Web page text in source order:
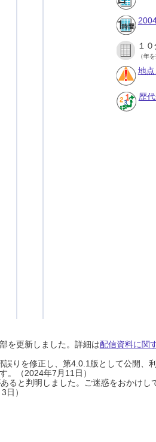
１
（年
地
歴
を更新しました。詳細は配信資料に関
りを修正し、第4.0.1版として公開、
。（2024年7月11日）
ると判明しました。ご迷惑をおかけし
日）